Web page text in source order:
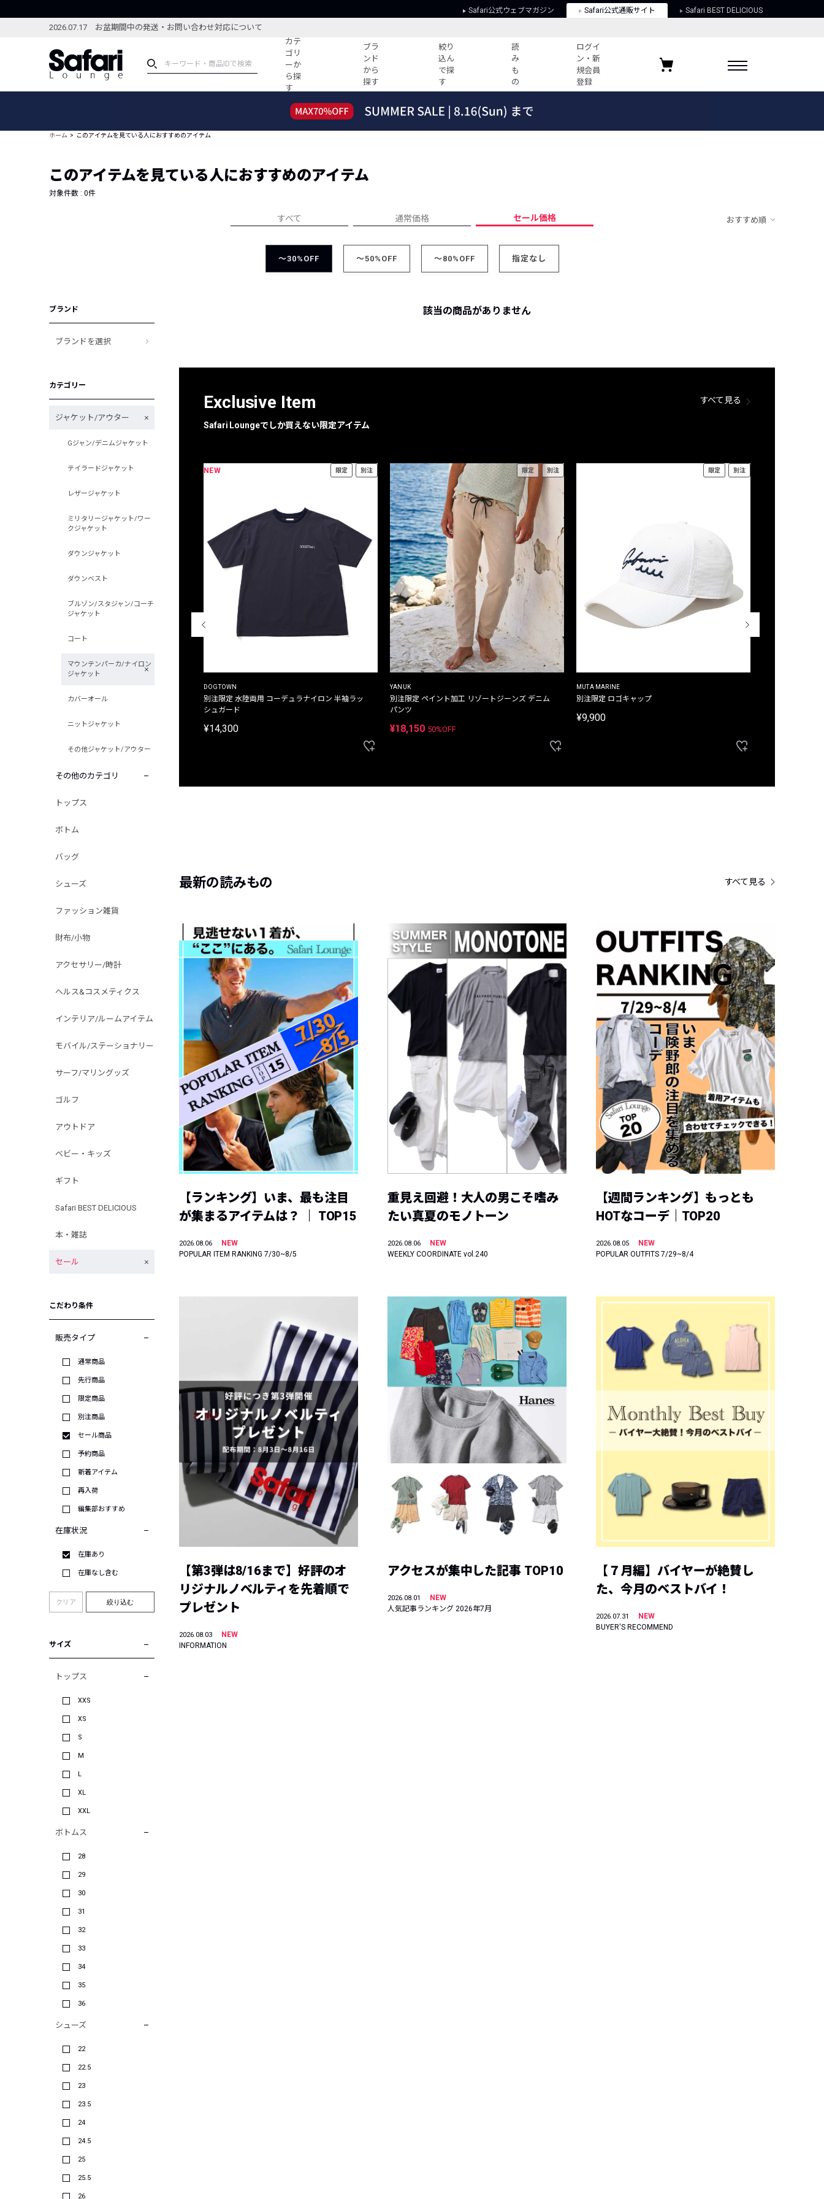
Safari公式ウェブマガジン Safari公式通販サイト Safari BEST DELICIOUS
2026.07.17 お盆期間中の発送・お問い合わせ対応について
カテ
ゴリ
ーか
ら探
す
ブラ
ンド
から
探す
絞り
込ん
で探
す
読
み
も
の
ログイ
ン・新
規会員
登録
ブランドから探す
新着アイテム
編集部のおすすめアイテム
特集記事
コーディネート
すべての記事
ーデ紹介
人気記事ランキング
ウィークリーコーデ
プライバシーポリシー
お気に入りブランド
ホーム このアイテムを見ている人におすすめのアイテム
このアイテムを見ている人におすすめのアイテム
対象件数 : 0件
すべて 通常価格 セール価格 おすすめ順
～30%OFF ～50%OFF ～80%OFF 指定なし
ブランド
ブランドを選択
カテゴリー
ジャケット/アウター
Gジャン/デニムジャケット
テイラードジャケット
レザージャケット
ミリタリージャケット/ワー
クジャケット
ダウンジャケット
ダウンベスト
ブルゾン/スタジャン/コーチ
ジャケット
コート
マウンテンパーカ/ナイロン
ジャケット
カバーオール
ニットジャケット
その他ジャケット/アウター
その他のカテゴリ
トップス
ボトム
バッグ
シューズ
ファッション雑貨
財布/小物
アクセサリー/時計
ヘルス&コスメティクス
インテリア/ルームアイテム
モバイル/ステーショナリー
サーフ/マリングッズ
ゴルフ
アウトドア
ベビー・キッズ
ギフト
Safari BEST DELICIOUS
本・雑誌
セール
こだわり条件
販売タイプ
通常商品
先行商品
限定商品
別注商品
セール商品
予約商品
新着アイテム
再入荷
編集部おすすめ
在庫状況
在庫あり
在庫なし含む
クリア 絞り込む
サイズ
トップス
XXS
XS
S
M
L
XL
XXL
ボトムス
28
29
30
31
32
33
34
35
36
シューズ
22
22.5
23
23.5
24
24.5
25
25.5
26
該当の商品がありません
Exclusive Item
Safari Loungeでしか買えない限定アイテム
すべて見る
別注限定 ピグメントダイ バックプリント サーフ
NEW 限定 別注
DOGTOWN
別注限定 水陸両用 コーデュラナイロン 半袖ラッ
シュガード
¥14,300
限定 別注
YANUK
別注限定 ペイント加工 リゾートジーンズ デニム
パンツ
¥18,150 50%OFF
限定 別注
MUTA MARINE
別注限定 ロゴキャップ
¥9,900
最新の読みもの すべて見る
【ランキング】いま、最も注目
が集まるアイテムは？ ｜ TOP15
2026.08.06
NEW
POPULAR ITEM RANKING 7/30~8/5
重見え回避！大人の男こそ嗜み
たい真夏のモノトーン
2026.08.06
NEW
WEEKLY COORDINATE vol.240
【週間ランキング】もっとも
HOTなコーデ｜TOP20
2026.08.05
NEW
POPULAR OUTFITS 7/29~8/4
【第3弾は8/16まで】好評のオ
リジナルノベルティを先着順で
プレゼント
2026.08.03
NEW
INFORMATION
アクセスが集中した記事 TOP10
2026.08.01
NEW
人気記事ランキング 2026年7月
【７月編】バイヤーが絶賛し
た、今月のベストバイ！
2026.07.31
NEW
BUYER'S RECOMMEND